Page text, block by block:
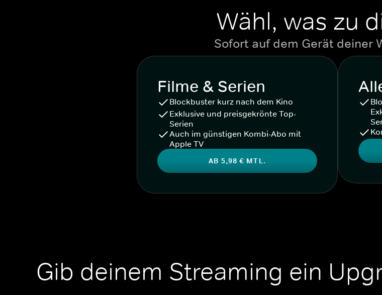
Wähl, was zu
Sofort auf dem Gerät deiner
Filme & Serien
Blockbuster kurz nach dem Kino
Exklusive und preisgekrönte Top-
Serien
Auch im günstigen Kombi-Abo mit
Apple TV
AB 5,98 € MTL.
Gib deinem Streaming ein